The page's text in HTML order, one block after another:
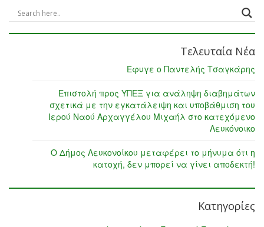
Τελευταία Νέα
Έφυγε ο Παντελής Τσαγκάρης
Επιστολή προς ΥΠΕΞ για ανάληψη διαβημάτων
σχετικά με την εγκατάλειψη και υποβάθμιση του
Ιερού Ναού Αρχαγγέλου Μιχαήλ στο κατεχόμενο
Λευκόνοικο
Ο Δήμος Λευκονοίκου μεταφέρει το μήνυμα ότι η
κατοχή, δεν μπορεί να γίνει αποδεκτή!
Κατηγορίες